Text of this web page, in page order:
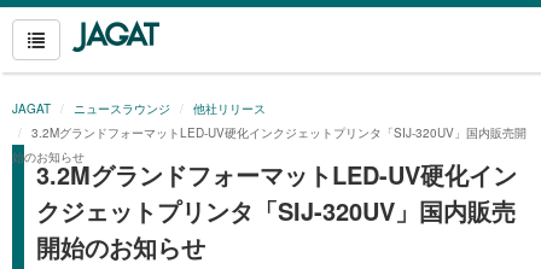
JAGAT ニュースラウンジ
他社リリース
3.2MグランドフォーマットLED-UV硬化インクジェットプリンタ「SIJ-320UV」国内販売開
始のお知らせ
3.2MグランドフォーマットLED-UV硬化イン
クジェットプリンタ「SIJ-320UV」国内販売
開始のお知らせ